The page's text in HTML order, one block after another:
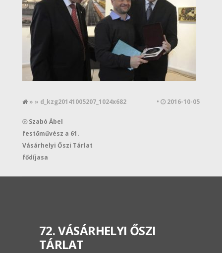
» » d_kzg20141005207_1024x682 • 2016-10-05
Szabó Ábel
festőművész a 61.
Vásárhelyi Őszi Tárlat
fődíjasa
72. VÁSÁRHELYI ŐSZI
TÁRLAT